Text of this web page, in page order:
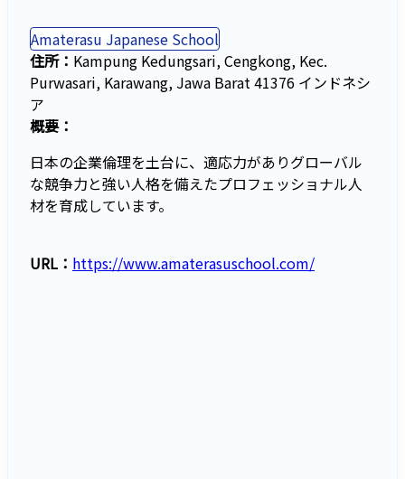
Amaterasu Japanese School
住所： Kampung Kedungsari, Cengkong, Kec.
Purwasari, Karawang, Jawa Barat 41376 インドネシ
ア
概要：
日本の企業倫理を土台に、適応力がありグローバル
な競争力と強い人格を備えたプロフェッショナル人
材を育成しています。
URL： https://www.amaterasuschool.com/